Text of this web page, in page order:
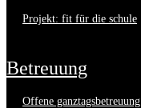
projekt: fit für die schule
betreuung
offene ganztagsbetreuung